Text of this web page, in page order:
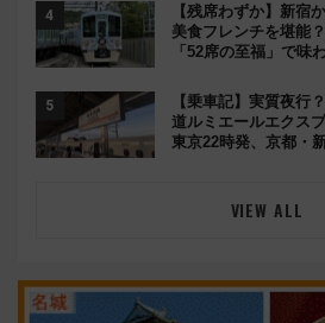
【残席わずか】新宿
美食フレンチを堪能
「52席の至福」で味
【乗車記】実質夜行
道ルミエールエクス
東京22時発、京都・
VIEW ALL